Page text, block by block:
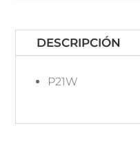
DESCRIPCIÓN
P21W